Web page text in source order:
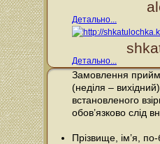
Детально...
Детально...
Замовлення
(неділя – вихідний)
встановленого
обов’язково слід
Прізвище, ім’я,